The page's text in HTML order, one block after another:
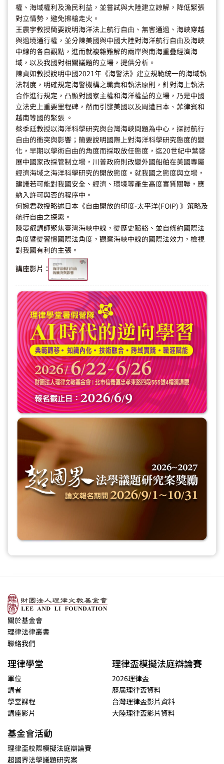
權、海域權利及漁民利益，並嘗試與大陸建立諒解，降低緊張
對立情勢，避免擦槍走火。
王震宇教授簡要說明海洋法上航行自由、無害通過、海峽穿越
與過境通行權，並分陳美國與中國大陸對海洋航行自由及海峽
中線的各自觀點，進而就複雜難解的兩岸與南海重疊經濟海
域，以及我國對相關議題的立場，提供分析。
陳貞如教授說明中國2021年《海警法》建立規範統一的海域執
法制度，明確規定海警機構之職責和執法原則，針對海上執法
合作進行規定，凸顯對國家主權和海洋權益的立場，乃是中國
立法史上重要里程碑，然而引發美國以及周遭日本、菲律賓和
越南等國的緊張 。
蔡季廷教授以海洋科學研究與台灣海峽問題為中心，探討航行
自由的衝突與影響；簡要說明國際上對海洋科學研究態度的變
化，早期以學術自由的角度而採取放任態度，迄20世紀中葉發
展中國家改採管制立場，川普政府則改變外國船舶在美國專屬
經濟海域之海洋科學研究的開放態度。就我國之態度與立場，
建議若可能對我國安全、經濟、環境等產生高度實質關聯，應
納入許可與否的程序中。
何婉君教授略述日本《自由開放的印度-太平洋(FOIP) 》策略及
航行自由之探索。
陳晏叡講師聚焦臺灣海峽中線，從歷史脈絡、並自條約國際法
角度暨從習慣國際法角度，觀察海峽中線的國際法效力，檢視
對我國有利的主張。
講座影片：
關於基金會
理律法律叢書
聯絡我們
理律學堂
單位
講者
學堂課程
講座影片
理律盃模擬法庭辯論賽
2026理律盃
歷屆理律盃資料
台灣理律盃影片資料
大陸理律盃影片資料
基金會活動
理律盃校際模擬法庭辯論賽
超國界法學議題研究案